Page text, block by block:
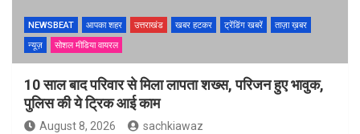
NEWSBEAT आपका शहर उत्तराखंड खबर हटकर ट्रेंडिंग खबरें
ताज़ा ख़बर
न्यूज़
सोशल मीडिया वायरल
10 साल बाद परिवार से मिला लापता शख्स, परिजन हुए भावुक,
पुलिस की ये ट्रिक आई काम
August 8, 2026 sachkiawaz